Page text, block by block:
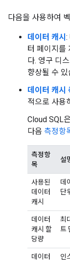
다음을 사용하여
데이터 캐시 :
터 페이지를
다. 영구 디
향상될 수 있
데이터 캐시
적으로 사용
Cloud SQL
다음 측정항
측정항
목
설
사용된
데이터
캐시
데
단
데이터
캐시 할
당량
최
트
데이터 인